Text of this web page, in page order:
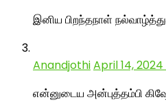
இனிய பிறந்தநாள்
AnandjothiApril 14,
என்னுடைய அன்புத்தம்பி